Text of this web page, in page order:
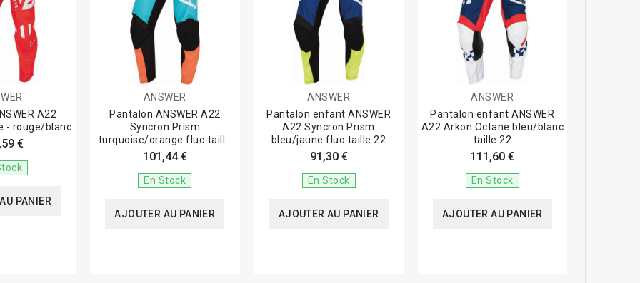
A22
- rouge/blanc
€
PANIER
ANSWER
Pantalon ANSWER A22
Syncron Prism
turquoise/orange fluo taille
32
101,44 €
En Stock
AJOUTER AU PANIER
ANSWER
Pantalon enfant ANSWER
A22 Syncron Prism
bleu/jaune fluo taille 22
91,30 €
En Stock
AJOUTER AU PANIER
ANSWER
Pantalon enfant ANSWER
A22 Arkon Octane bleu/blanc
taille 22
111,60 €
En Stock
AJOUTER AU PANIER